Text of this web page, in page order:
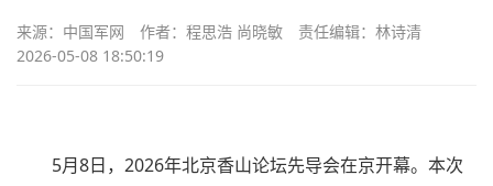
来源：中国军网 作者：程思浩 尚晓敏
责任编辑：林诗清
2026-05-08 18:50:19
5月8日，2026年北京香山论坛先导会在京开幕。本次